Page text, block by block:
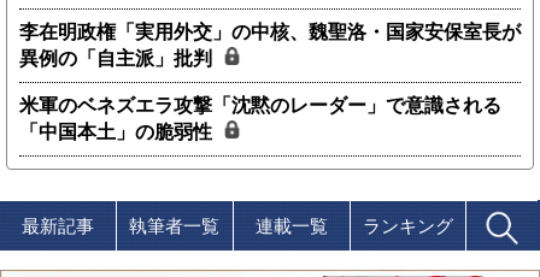
李在明政権「実用外交」の中核、魏聖洛・国家安保室長が
異例の「自主派」批判
米軍のベネズエラ攻撃「沈黙のレーダー」で意識される
「中国本土」の脆弱性
最新記事 執筆者一覧 連載一覧 ランキング